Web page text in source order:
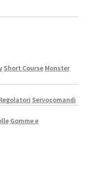
Short Course Monster
Servocomandi
Gomme e